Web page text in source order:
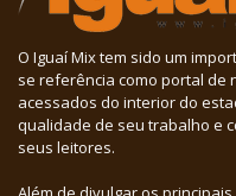
O Iguaí Mix tem sido um
se referência como portal de
acessados do interior do
qualidade de seu trabalho e
seus leitores.